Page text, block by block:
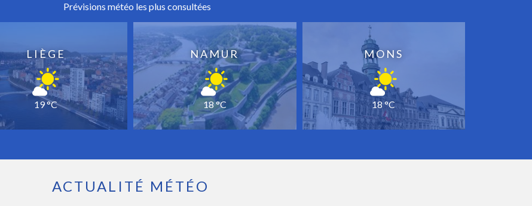
Prévisions météo les plus consultées
LIÈGE
19 °C
NAMUR
18 °C
MONS
18 °C
ACTUALITÉ MÉTÉO